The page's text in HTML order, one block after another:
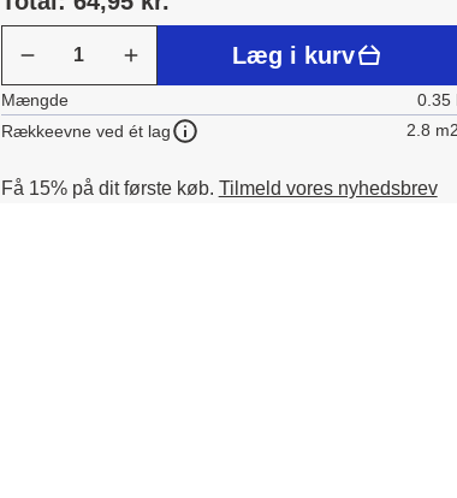
Læg i kurv
Mængde
0.35
Rækkeevne ved ét lag
2.8 m2
Få 15% på dit første køb. Tilmeld vores nyhedsbrev